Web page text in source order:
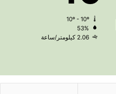
53%
2.06 كيلومتر/ساعة